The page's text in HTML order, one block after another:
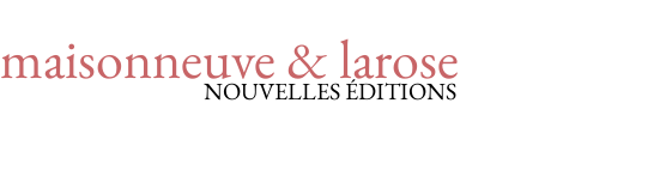
maisonneuve & larose
NOUVELLES ÉDITIONS